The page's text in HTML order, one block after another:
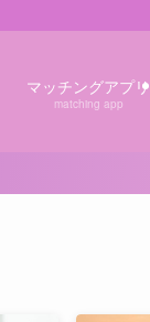
マッチングアプリ
matching app